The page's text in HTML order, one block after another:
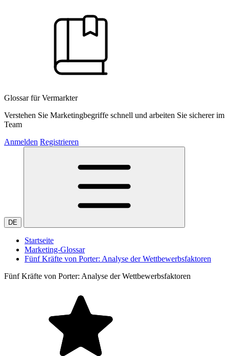
Glossar für Vermarkter
Verstehen Sie Marketingbegriffe schnell und arbeiten Sie sicherer im
Team
Anmelden Registrieren
DE
Startseite
Marketing-Glossar
Fünf Kräfte von Porter: Analyse der Wettbewerbsfaktoren
Fünf Kräfte von Porter: Analyse der Wettbewerbsfaktoren